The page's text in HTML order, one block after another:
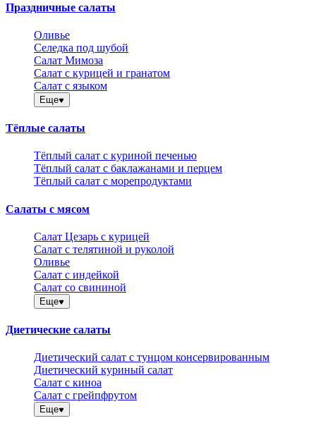
Праздничные салаты
Оливье
Селедка под шубой
Салат Мимоза
Салат с курицей и гранатом
Салат с языком
Еще
Тёплые салаты
Тёплый салат с куриной печенью
Тёплый салат с баклажанами и перцем
Тёплый салат с морепродуктами
Салаты с мясом
Салат Цезарь с курицей
Салат с телятиной и руколой
Оливье
Салат с индейкой
Салат со свининой
Еще
Диетические салаты
Диетический салат с тунцом консервированным
Диетический куриный салат
Салат с киноа
Салат с грейпфрутом
Еще